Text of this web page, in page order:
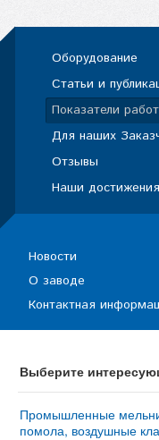
Оборудование
Статьи и
Показатели
Для наших
Отзывы
Наши достижения
Новости
О заводе
Контактная
Выберите
Промышленные
помола, воздушные